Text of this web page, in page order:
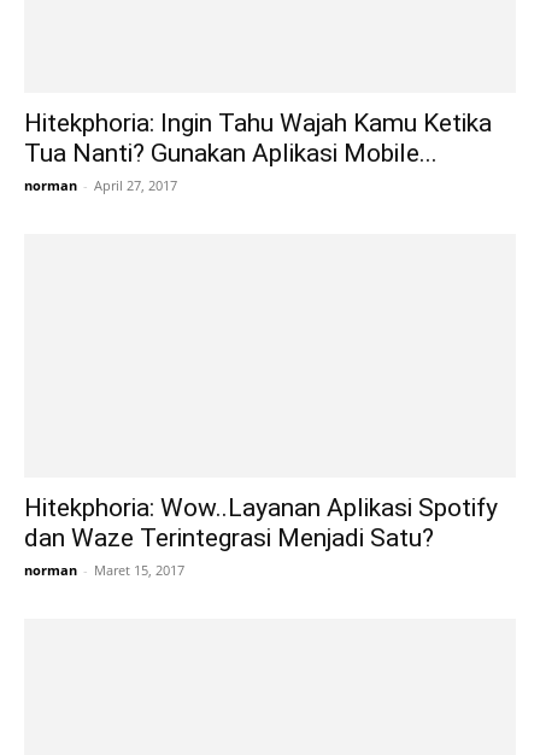
Hitekphoria: Ingin Tahu Wajah Kamu Ketika
Tua Nanti? Gunakan Aplikasi Mobile...
norman - April 27, 2017
Hitekphoria: Wow..Layanan Aplikasi Spotify
dan Waze Terintegrasi Menjadi Satu?
norman - Maret 15, 2017